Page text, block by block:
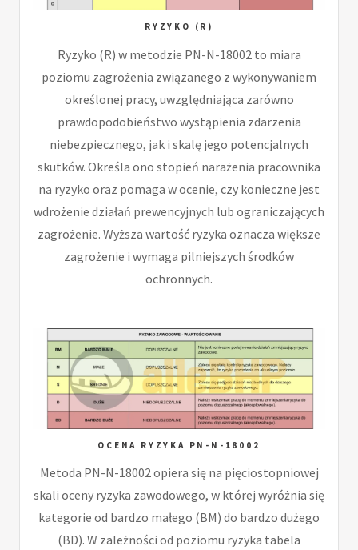
RYZYKO (R)
Ryzyko (R) w metodzie PN-N-18002 to miara
poziomu zagrożenia związanego z wykonywaniem
określonej pracy, uwzględniająca zarówno
prawdopodobieństwo wystąpienia zdarzenia
niebezpiecznego, jak i skalę jego potencjalnych
skutków. Określa ono stopień narażenia pracownika
na ryzyko oraz pomaga w ocenie, czy konieczne jest
wdrożenie działań prewencyjnych lub ograniczających
zagrożenie. Wyższa wartość ryzyka oznacza większe
zagrożenie i wymaga pilniejszych środków
ochronnych.
OCENA RYZYKA PN-N-18002
Metoda PN-N-18002 opiera się na pięciostopniowej
skali oceny ryzyka zawodowego, w której wyróżnia się
kategorie od bardzo małego (BM) do bardzo dużego
(BD). W zależności od poziomu ryzyka tabela